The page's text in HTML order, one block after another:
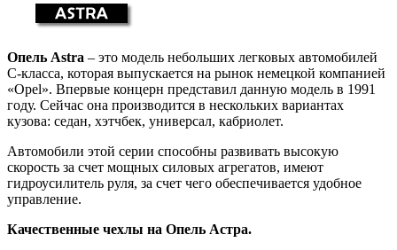
Опель Astra – это модель небольших легковых автомобилей
С-класса, которая выпускается на рынок немецкой компанией
«Opel». Впервые концерн представил данную модель в 1991
году. Сейчас она производится в нескольких вариантах
кузова: седан, хэтчбек, универсал, кабриолет.
Автомобили этой серии способны развивать высокую
скорость за счет мощных силовых агрегатов, имеют
гидроусилитель руля, за счет чего обеспечивается удобное
управление.
Качественные чехлы на Опель Астра.